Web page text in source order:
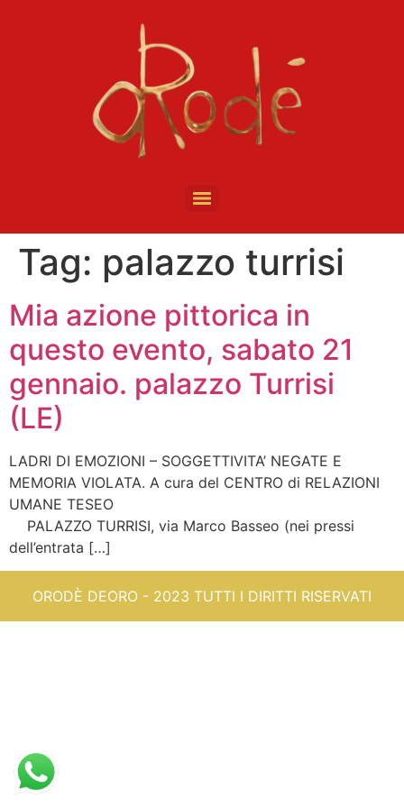
Tag: palazzo turrisi
Mia azione pittorica in
questo evento, sabato 21
gennaio. palazzo Turrisi
(LE)
LADRI DI EMOZIONI – SOGGETTIVITA’ NEGATE E
MEMORIA VIOLATA. A cura del CENTRO di RELAZIONI
UMANE TESEO
PALAZZO TURRISI, via Marco Basseo (nei pressi
dell’entrata […]
ORODÈ DEORO - 2023 TUTTI I DIRITTI RISERVATI